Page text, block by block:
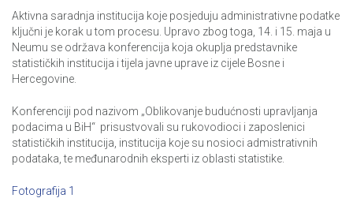
Aktivna saradnja institucija koje posjeduju administrativne podatke
ključni je korak u tom procesu. Upravo zbog toga, 14. i 15. maja u
Neumu se održava konferencija koja okuplja predstavnike
statističkih institucija i tijela javne uprave iz cijele Bosne i
Hercegovine.
Konferenciji pod nazivom „Oblikovanje budućnosti upravljanja
podacima u BiH“ prisustvovali su rukovodioci i zaposlenici
statističkih institucija, institucija koje su nosioci admistrativnih
podataka, te međunarodnih eksperti iz oblasti statistike.
Fotografija 1